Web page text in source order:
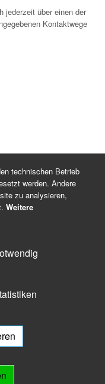
jederzeit über einen der
Kontaktwege
technischen Betrieb
werden. Andere
zu analysieren,
Weitere